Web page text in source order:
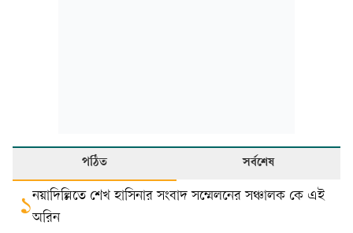
পঠিত সর্বশেষ
১নয়াদিল্লিতে শেখ হাসিনার সংবাদ সম্মেলনের সঞ্চালক কে এই
অরিন